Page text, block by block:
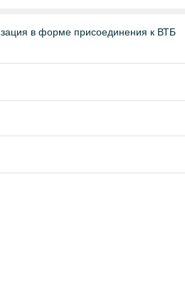
в форме присоединения к ВТБ